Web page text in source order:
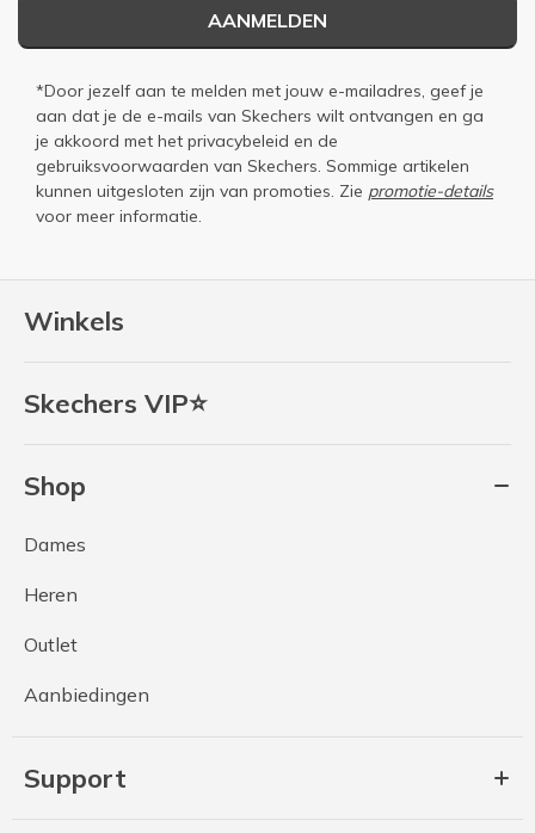
Winkels
Skechers VIP⭐
Shop
Dames
Heren
Outlet
Aanbiedingen
Support
AANMELDEN
*Door jezelf aan te melden met jouw e-mailadres, geef je
aan dat je de e-mails van Skechers wilt ontvangen en ga
je akkoord met het privacybeleid en de
gebruiksvoorwaarden van Skechers. Sommige artikelen
kunnen uitgesloten zijn van promoties. Zie promotie-details
voor meer informatie.